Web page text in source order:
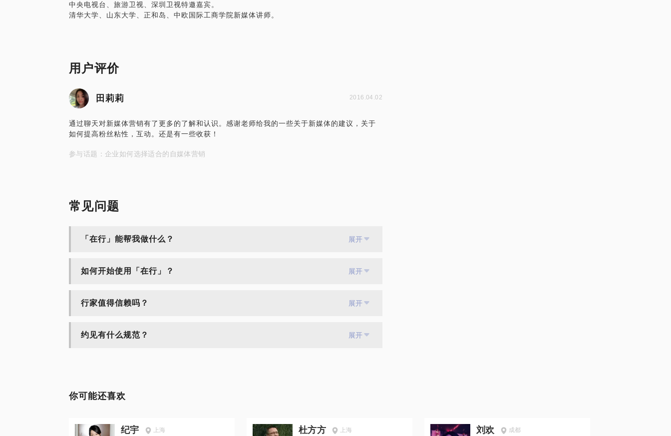
中央电视台、旅游卫视、深圳卫视特邀嘉宾。
清华大学、山东大学、正和岛、中欧国际工商学院新媒体讲师。
用户评价
田莉莉 2016.04.02
通过聊天对新媒体营销有了更多的了解和认识。感谢老师给我的一些关于新媒体的建议，关于
如何提高粉丝粘性，互动。还是有一些收获！
参与话题：企业如何选择适合的自媒体营销
常见问题
「在行」能帮我做什么？ 展开
如何开始使用「在行」？ 展开
行家值得信赖吗？ 展开
约见有什么规范？ 展开
你可能还喜欢
纪宇
上海
杜方方
上海
刘欢
成都